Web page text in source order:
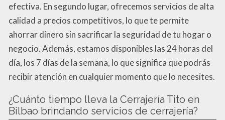
efectiva. En segundo lugar, ofrecemos servicios de alta
calidad a precios competitivos, lo que te permite
ahorrar dinero sin sacrificar la seguridad de tu hogar o
negocio. Además, estamos disponibles las 24 horas del
día, los 7 días de la semana, lo que significa que podrás
recibir atención en cualquier momento que lo necesites.
¿Cuánto tiempo lleva la Cerrajería Tito en
Bilbao brindando servicios de cerrajería?